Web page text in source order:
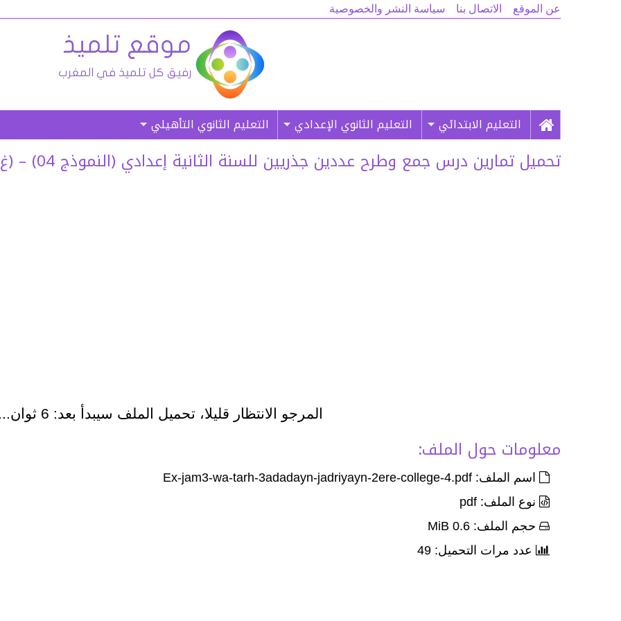
عن الموقع الاتصال بنا سياسة النشر والخصوصية
التعليم الابتدائي التعليم الثانوي الإعدادي التعليم الثانوي التأهيلي
تحميل تمارين درس جمع وطرح عددين جذريين للسنة الثانية إعدادي (النموذج 04) – (غ. م)
المرجو الانتظار قليلا، تحميل الملف سيبدأ بعد: 5 ثوان...
معلومات حول الملف:
اسم الملف: Ex-jam3-wa-tarh-3adadayn-jadriyayn-2ere-college-4.pdf
نوع الملف: pdf
حجم الملف: 0.6 MiB
عدد مرات التحميل: 49